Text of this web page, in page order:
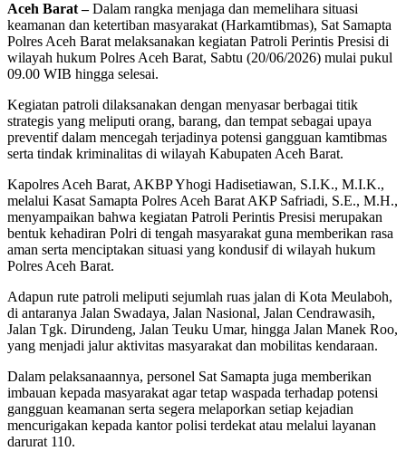
Aceh Barat –Dalam rangka menjaga dan memelihara situasi
keamanan dan ketertiban masyarakat (Harkamtibmas), Sat Samapta
Polres Aceh Barat melaksanakan kegiatan Patroli Perintis Presisi di
wilayah hukum Polres Aceh Barat, Sabtu (20/06/2026) mulai pukul
09.00 WIB hingga selesai.
Kegiatan patroli dilaksanakan dengan menyasar berbagai titik
strategis yang meliputi orang, barang, dan tempat sebagai upaya
preventif dalam mencegah terjadinya potensi gangguan kamtibmas
serta tindak kriminalitas di wilayah Kabupaten Aceh Barat.
Kapolres Aceh Barat, AKBP Yhogi Hadisetiawan, S.I.K., M.I.K.,
melalui Kasat Samapta Polres Aceh Barat AKP Safriadi, S.E., M.H.,
menyampaikan bahwa kegiatan Patroli Perintis Presisi merupakan
bentuk kehadiran Polri di tengah masyarakat guna memberikan rasa
aman serta menciptakan situasi yang kondusif di wilayah hukum
Polres Aceh Barat.
Adapun rute patroli meliputi sejumlah ruas jalan di Kota Meulaboh,
di antaranya Jalan Swadaya, Jalan Nasional, Jalan Cendrawasih,
Jalan Tgk. Dirundeng, Jalan Teuku Umar, hingga Jalan Manek Roo,
yang menjadi jalur aktivitas masyarakat dan mobilitas kendaraan.
Dalam pelaksanaannya, personel Sat Samapta juga memberikan
imbauan kepada masyarakat agar tetap waspada terhadap potensi
gangguan keamanan serta segera melaporkan setiap kejadian
mencurigakan kepada kantor polisi terdekat atau melalui layanan
darurat 110.